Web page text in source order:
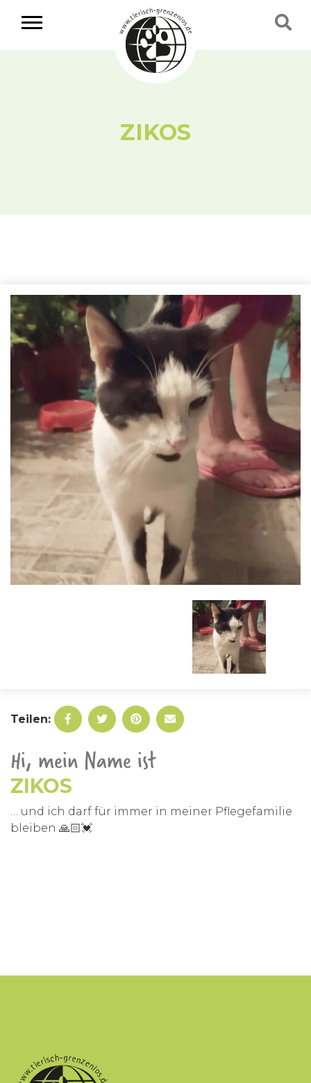
ZIKOS
Teilen:
Hi, mein Name ist
ZIKOS
… und ich darf für immer in meiner Pflegefamilie
bleiben 🙏🏻💓